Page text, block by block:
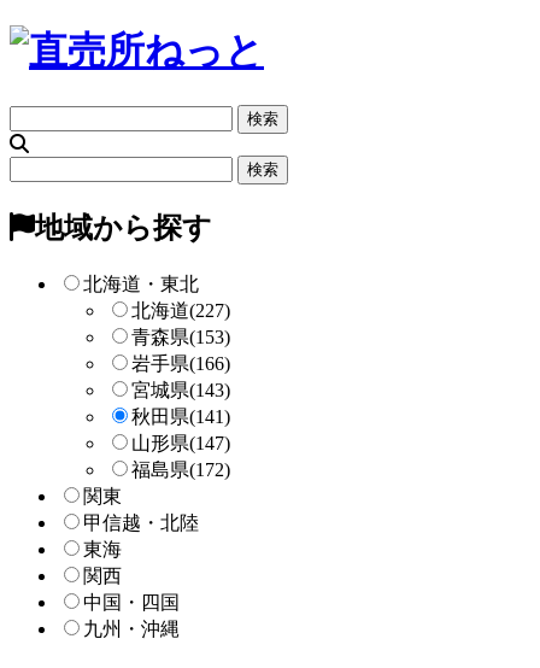
リ
索
ー
検
地域から探す
北海道・東北
北海道(227)
青森県(153)
岩手県(166)
宮城県(143)
秋田県(141)
山形県(147)
福島県(172)
関東
甲信越・北陸
東海
関西
中国・四国
九州・沖縄